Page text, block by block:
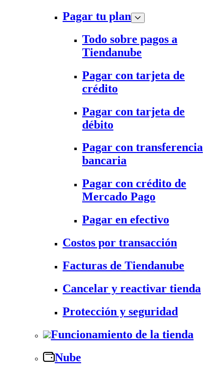
Pagar tu plan
Todo sobre pagos a
Tiendanube
Pagar con tarjeta de
crédito
Pagar con tarjeta de
débito
Pagar con transferencia
bancaria
Pagar con crédito de
Mercado Pago
Pagar en efectivo
Costos por transacción
Facturas de Tiendanube
Cancelar y reactivar tienda
Protección y seguridad
Funcionamiento de la tienda
Nube